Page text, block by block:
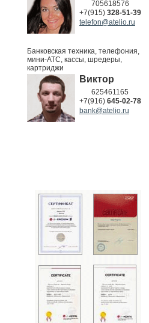
705618576
+7(915) 328-51-39
telefon@atelio.ru
Банковская техника, телефония,
мини-АТС, кассы, шредеры,
картриджи
Виктор
625461165
+7(916) 645-02-78
bank@atelio.ru